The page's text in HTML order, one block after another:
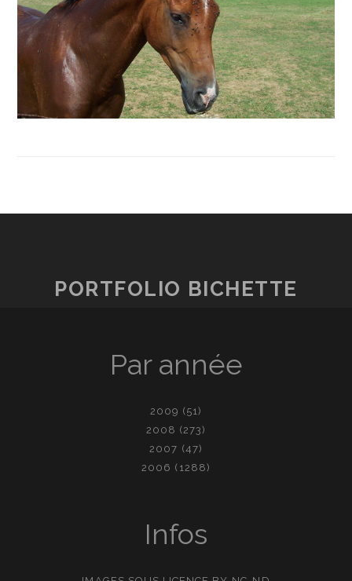
PORTFOLIO BICHETTE
Par année
2009 (51)
2008 (273)
2007 (47)
2006 (1288)
Infos